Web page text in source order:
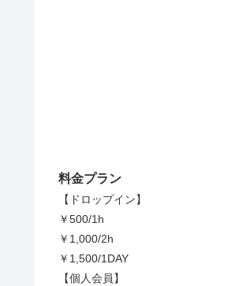
料金プラン
【ドロップイン】
￥500/1h
￥1,000/2h
￥1,500/1DAY
【個人会員】